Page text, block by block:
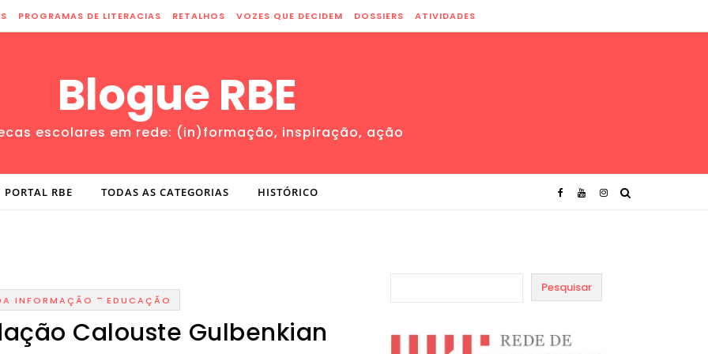
PROGRAMAS DE LITERACIAS RETALHOS VOZES QUE DECIDEM DOSSIERS ATIVIDADES
Blogue RBE
escolares em rede: (in)formação, inspiração, ação
PORTAL RBE TODAS AS CATEGORIAS HISTÓRICO
INFORMAÇÃO - EDUCAÇÃO
Calouste Gulbenkian
Pesquisar